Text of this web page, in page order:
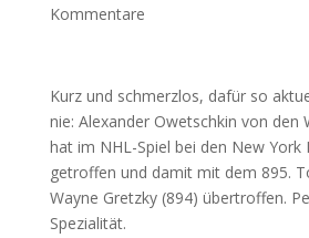
Kommentare
Kurz und schmerzlos, dafür so
nie: Alexander Owetschkin von den
hat im NHL-Spiel bei den New York
getroffen und damit mit dem 895.
Wayne Gretzky (894) übertroffen.
Spezialität.